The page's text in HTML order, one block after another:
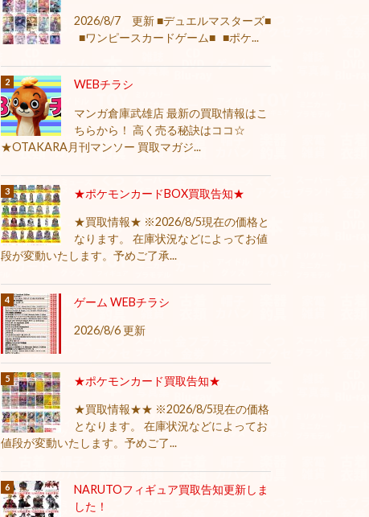
2026/8/7 更新 ■デュエルマスターズ■
■ワンピースカードゲーム■ ■ポケ...
WEBチラシ
マンガ倉庫武雄店 最新の買取情報はこ
ちらから！ 高く売る秘訣はココ☆
★OTAKARA月刊マンソー 買取マガジ...
★ポケモンカードBOX買取告知★
★買取情報★ ※2026/8/5現在の価格と
なります。 在庫状況などによってお値
段が変動いたします。予めご了承...
ゲーム WEBチラシ
2026/8/6 更新
★ポケモンカード買取告知★
★買取情報★★ ※2026/8/5現在の価格
となります。 在庫状況などによってお
値段が変動いたします。予めご了...
NARUTOフィギュア買取告知更新しま
した！